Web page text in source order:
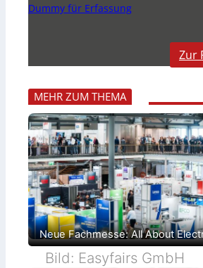
Dummy für Erfassung
Zur
MEHR ZUM THEMA
Neue Fachmesse: All About
Bild: Easyfairs GmbH